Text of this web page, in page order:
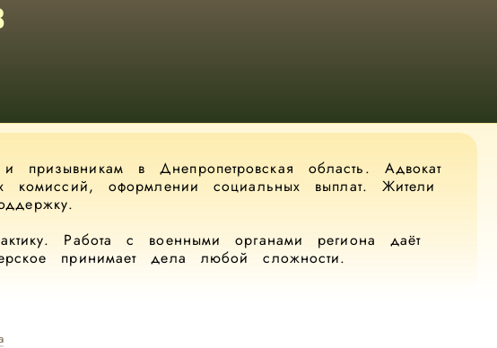
в Днепропетровская область. Адвокат
комиссий, оформлении социальных выплат. Жители
Работа с военными органами региона даёт
принимает дела любой сложности.